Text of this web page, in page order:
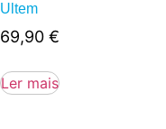
Ultem
69,90 €
Ler mais